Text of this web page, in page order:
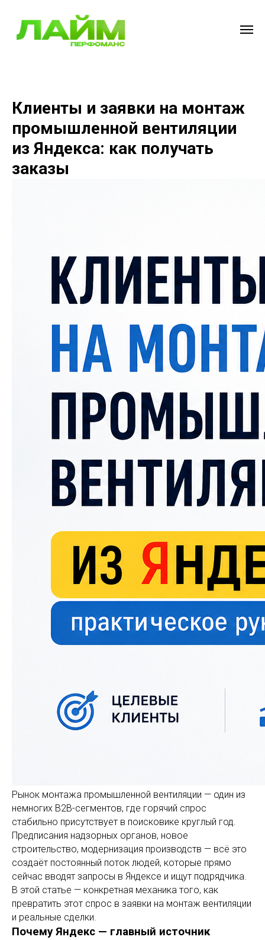
Клиенты и заявки на монтаж
промышленной вентиляции
из Яндекса: как получать
заказы
Рынок монтажа промышленной вентиляции — один из
немногих B2B-сегментов, где горячий спрос
стабильно присутствует в поисковике круглый год.
Предписания надзорных органов, новое
строительство, модернизация производств — всё это
создаёт постоянный поток людей, которые прямо
сейчас вводят запросы в Яндексе и ищут подрядчика.
В этой статье — конкретная механика того, как
превратить этот спрос в заявки на монтаж вентиляции
и реальные сделки.
Почему Яндекс — главный источник